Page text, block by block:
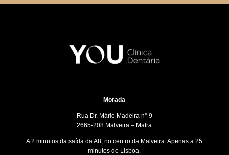
Morada
Rua Dr. Mário Madeira n° 9
2665-208 Malveira – Mafra
A 2 minutos da saída da A8, no centro da Malveira. Apenas a 25
minutos de Lisboa.